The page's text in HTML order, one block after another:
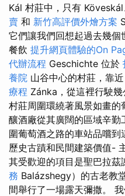
Kál 村莊中，只有
賣 和 新竹高評價外燴方案
它們讓我們回想起過去幾
餐飲 提升網頁體驗的On
代辦流程 Geschichte 位於
養院 山谷中心的村莊，靠近
療程 Zánka，從這裡行駛幾
村莊周圍環繞著風景如畫
釀酒廠從其廣闊的區域辛
圍葡萄酒之路的車站品嚐
歷史古蹟和民間建築價值-
其受歡迎的項目是聖巴拉茲
務 Balázshegy）的古老教
間舉行了一場露天彌撒。